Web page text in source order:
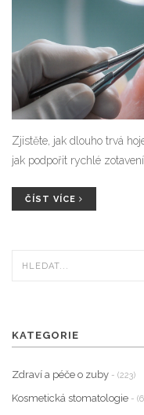
Zjistěte, jak dlouho trvá
jak podpořit rychlé zotavení.
ČÍST VÍCE
KATEGORIE
Zdraví a péče o zuby - (223)
Kosmetická stomatologie -